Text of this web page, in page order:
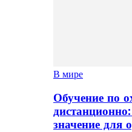
В мире
Обучение по
значение для